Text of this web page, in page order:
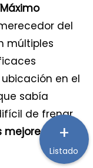
del
múltiples
en el
sabía
de frenar
mejores
+
Listado